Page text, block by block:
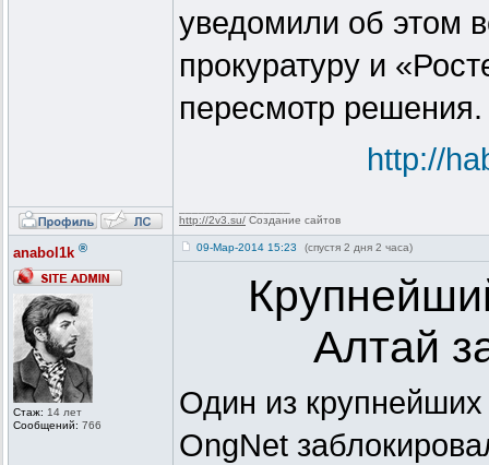
уведомили об этом
прокуратуру и
пересмотр решения.
http://
http://2v3.su/ Создание сайтов
anabol1k ®
Стаж: 14 лет
Сообщений: 766
09-Мар-2014 15:23 (спустя 2 дня 2 часа)
Алтай
Один из
OngNet